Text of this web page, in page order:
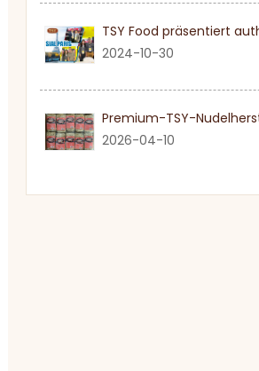
2024-10-30
2026-04-10